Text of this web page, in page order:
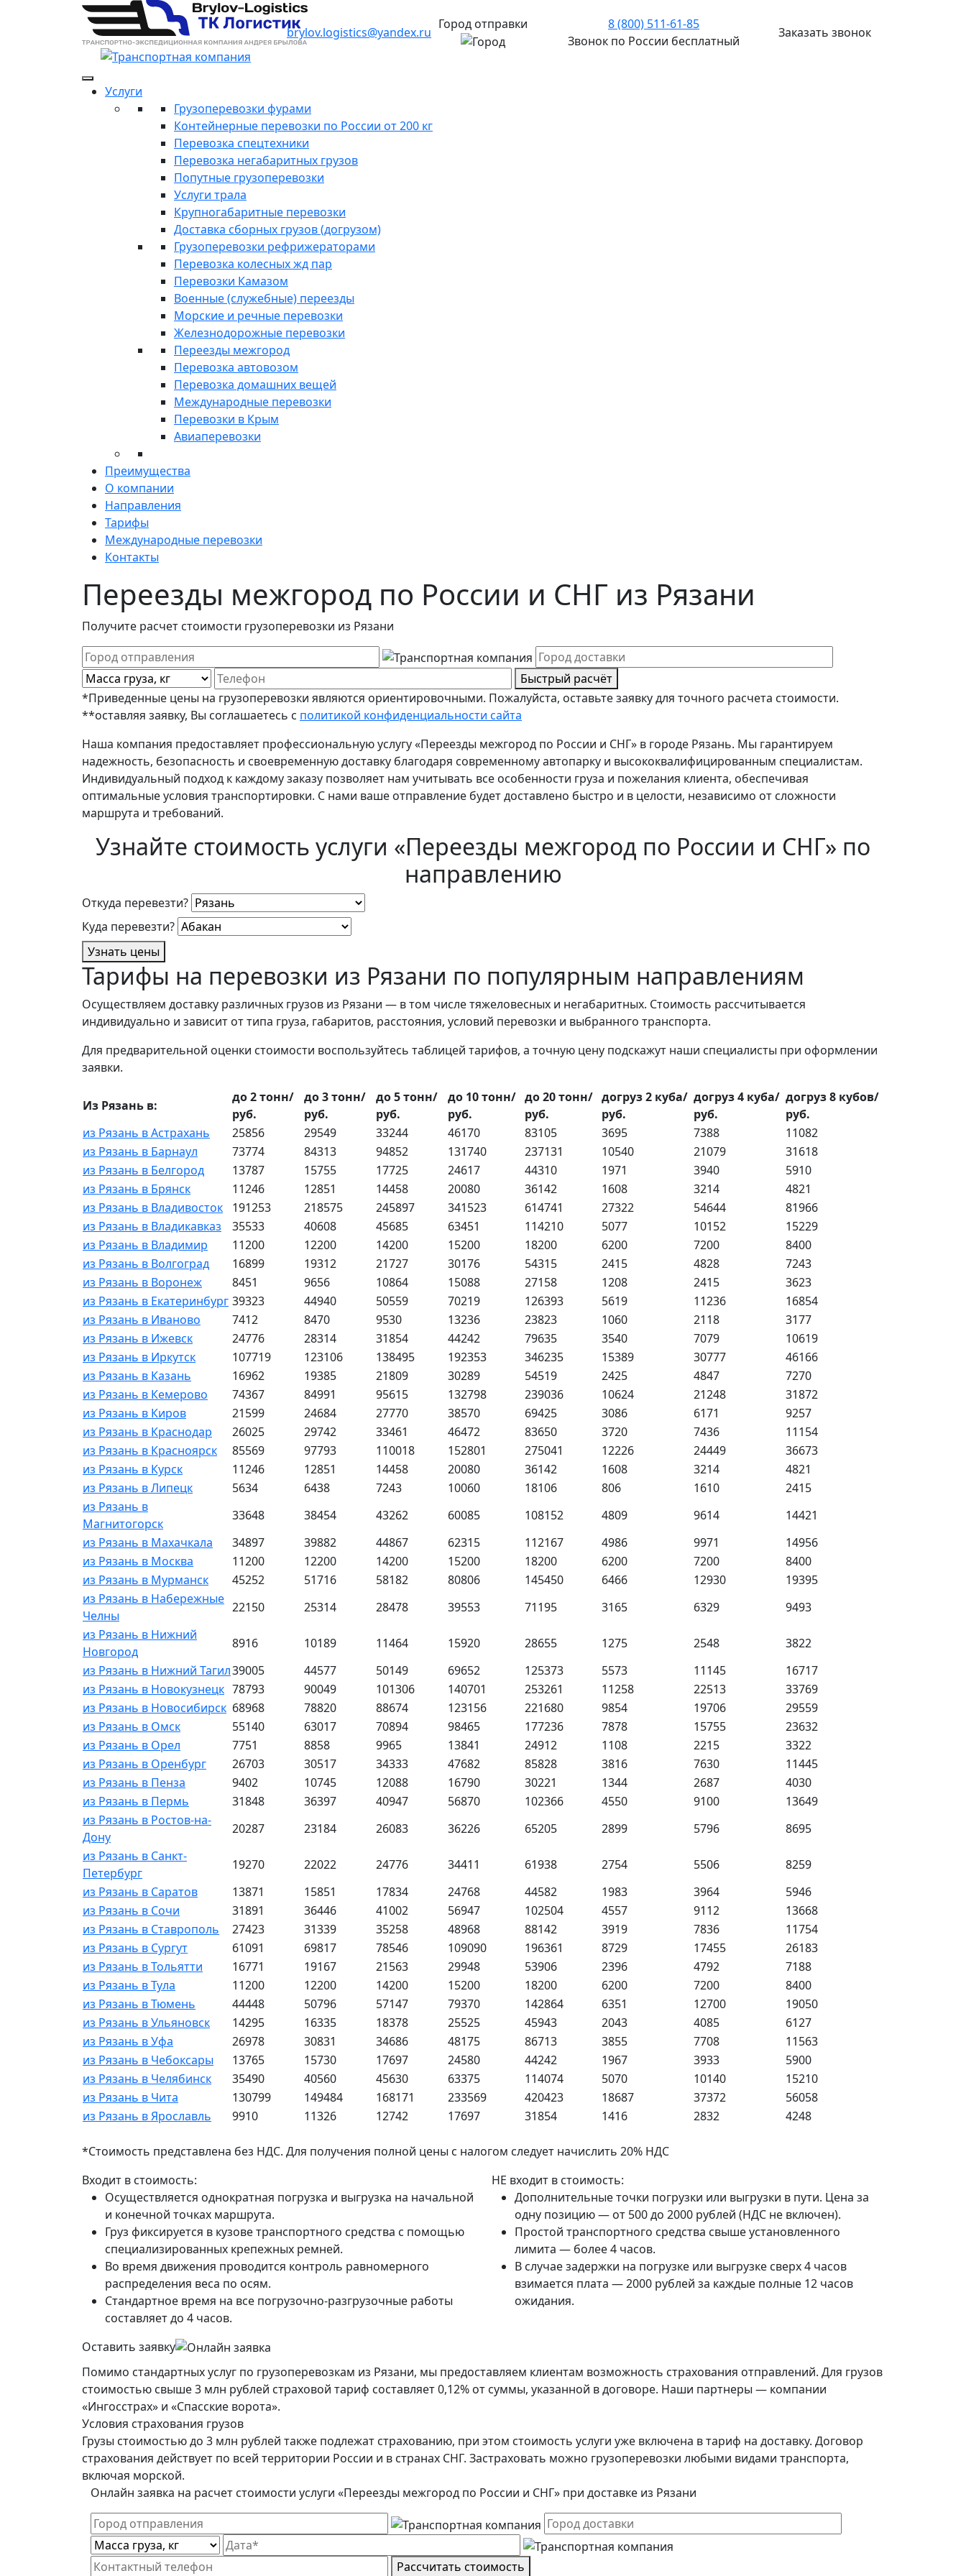
brylov.logistics@yandex.ru
Город отправки
8 (800) 511-61-85
Звонок по России бесплатный
Заказать звонок
Услуги
Грузоперевозки фурами
Контейнерные перевозки по России от 200 кг
Перевозка спецтехники
Перевозка негабаритных грузов
Попутные грузоперевозки
Услуги трала
Крупногабаритные перевозки
Доставка сборных грузов (догрузом)
Грузоперевозки рефрижераторами
Перевозка колесных жд пар
Перевозки Камазом
Военные (служебные) переезды
Морские и речные перевозки
Железнодорожные перевозки
Переезды межгород
Перевозка автовозом
Перевозка домашних вещей
Международные перевозки
Перевозки в Крым
Авиаперевозки
Преимущества
О компании
Направления
Тарифы
Международные перевозки
Контакты
Переезды межгород по России и СНГ из Рязани
Получите расчет стоимости грузоперевозки из Рязани
Быстрый расчёт
*Приведенные цены на грузоперевозки являются ориентировочными. Пожалуйста, оставьте заявку для точного расчета стоимости.
**оставляя заявку, Вы соглашаетесь с политикой конфиденциальности сайта
Наша компания предоставляет профессиональную услугу «Переезды межгород по России и СНГ» в городе Рязань. Мы гарантируем
надежность, безопасность и своевременную доставку благодаря современному автопарку и высококвалифицированным специалистам.
Индивидуальный подход к каждому заказу позволяет нам учитывать все особенности груза и пожелания клиента, обеспечивая
оптимальные условия транспортировки. С нами ваше отправление будет доставлено быстро и в целости, независимо от сложности
маршрута и требований.
Узнайте стоимость услуги «Переезды межгород по России и СНГ» по
направлению
Откуда перевезти?
Куда перевезти?
Узнать цены
Тарифы на перевозки из Рязани по популярным направлениям
Осуществляем доставку различных грузов из Рязани — в том числе тяжеловесных и негабаритных. Стоимость рассчитывается
индивидуально и зависит от типа груза, габаритов, расстояния, условий перевозки и выбранного транспорта.
Для предварительной оценки стоимости воспользуйтесь таблицей тарифов, а точную цену подскажут наши специалисты при оформлении
заявки.
Из Рязань в:
до 2 тонн/
руб.
до 3 тонн/
руб.
до 5 тонн/
руб.
до 10 тонн/
руб.
до 20 тонн/
руб.
догруз 2 куба/
руб.
догруз 4 куба/
руб.
догруз 8 кубов/
руб.
из Рязань в Астрахань
25856 29549 33244 46170 83105 3695 7388
11082
из Рязань в Барнаул
73774 84313 94852 131740 237131 10540 21079
31618
из Рязань в Белгород
13787 15755 17725 24617 44310 1971 3940
5910
из Рязань в Брянск
11246 12851 14458 20080 36142 1608 3214
4821
из Рязань в Владивосток
191253 218575 245897 341523 614741 27322 54644
81966
из Рязань в Владикавказ
35533 40608 45685 63451 114210 5077 10152
15229
из Рязань в Владимир
11200 12200 14200 15200 18200 6200 7200
8400
из Рязань в Волгоград
16899 19312 21727 30176 54315 2415 4828
7243
из Рязань в Воронеж
8451 9656 10864 15088 27158 1208 2415
3623
из Рязань в Екатеринбург 39323 44940 50559 70219 126393 5619 11236
16854
из Рязань в Иваново
7412 8470 9530 13236 23823 1060 2118
3177
из Рязань в Ижевск
24776 28314 31854 44242 79635 3540 7079
10619
из Рязань в Иркутск
107719 123106 138495 192353 346235 15389 30777
46166
из Рязань в Казань
16962 19385 21809 30289 54519 2425 4847
7270
из Рязань в Кемерово
74367 84991 95615 132798 239036 10624 21248
31872
из Рязань в Киров
21599 24684 27770 38570 69425 3086 6171
9257
из Рязань в Краснодар
26025 29742 33461 46472 83650 3720 7436
11154
из Рязань в Красноярск
85569 97793 110018 152801 275041 12226 24449
36673
из Рязань в Курск
11246 12851 14458 20080 36142 1608 3214
4821
из Рязань в Липецк
5634 6438 7243 10060 18106 806 1610
2415
из Рязань в
Магнитогорск
33648 38454 43262 60085 108152 4809 9614
14421
из Рязань в Махачкала
34897 39882 44867 62315 112167 4986 9971
14956
из Рязань в Москва
11200 12200 14200 15200 18200 6200 7200
8400
из Рязань в Мурманск
45252 51716 58182 80806 145450 6466 12930
19395
из Рязань в Набережные
Челны
22150 25314 28478 39553 71195 3165 6329
9493
из Рязань в Нижний
Новгород
8916 10189 11464 15920 28655 1275 2548
3822
из Рязань в Нижний Тагил39005 44577 50149 69652 125373 5573 11145
16717
из Рязань в Новокузнецк 78793 90049 101306 140701 253261 11258 22513
33769
из Рязань в Новосибирск 68968 78820 88674 123156 221680 9854 19706
29559
из Рязань в Омск
55140 63017 70894 98465 177236 7878 15755
23632
из Рязань в Орел
7751 8858 9965 13841 24912 1108 2215
3322
из Рязань в Оренбург
26703 30517 34333 47682 85828 3816 7630
11445
из Рязань в Пенза
9402 10745 12088 16790 30221 1344 2687
4030
из Рязань в Пермь
31848 36397 40947 56870 102366 4550 9100
13649
из Рязань в Ростов-на-
Дону
20287 23184 26083 36226 65205 2899 5796
8695
из Рязань в Санкт-
Петербург
19270 22022 24776 34411 61938 2754 5506
8259
из Рязань в Саратов
13871 15851 17834 24768 44582 1983 3964
5946
из Рязань в Сочи
31891 36446 41002 56947 102504 4557 9112
13668
из Рязань в Ставрополь
27423 31339 35258 48968 88142 3919 7836
11754
из Рязань в Сургут
61091 69817 78546 109090 196361 8729 17455
26183
из Рязань в Тольятти
16771 19167 21563 29948 53906 2396 4792
7188
из Рязань в Тула
11200 12200 14200 15200 18200 6200 7200
8400
из Рязань в Тюмень
44448 50796 57147 79370 142864 6351 12700
19050
из Рязань в Ульяновск
14295 16335 18378 25525 45943 2043 4085
6127
из Рязань в Уфа
26978 30831 34686 48175 86713 3855 7708
11563
из Рязань в Чебоксары
13765 15730 17697 24580 44242 1967 3933
5900
из Рязань в Челябинск
35490 40560 45630 63375 114074 5070 10140
15210
из Рязань в Чита
130799 149484 168171 233569 420423 18687 37372
56058
из Рязань в Ярославль
9910 11326 12742 17697 31854 1416 2832 4248
*Стоимость представлена без НДС. Для получения полной цены с налогом следует начислить 20% НДС
Входит в стоимость:
Осуществляется однократная погрузка и выгрузка на начальной
и конечной точках маршрута.
Груз фиксируется в кузове транспортного средства с помощью
специализированных крепежных ремней.
Во время движения проводится контроль равномерного
распределения веса по осям.
Стандартное время на все погрузочно-разгрузочные работы
составляет до 4 часов.
НЕ входит в стоимость:
Дополнительные точки погрузки или выгрузки в пути. Цена за
одну позицию — от 500 до 2000 рублей (НДС не включен).
Простой транспортного средства свыше установленного
лимита — более 4 часов.
В случае задержки на погрузке или выгрузке сверх 4 часов
взимается плата — 2000 рублей за каждые полные 12 часов
ожидания.
Оставить заявку
Помимо стандартных услуг по грузоперевозкам из Рязани, мы предоставляем клиентам возможность страхования отправлений. Для грузов
стоимостью свыше 3 млн рублей страховой тариф составляет 0,12% от суммы, указанной в договоре. Наши партнеры — компании
«Ингосстрах» и «Спасские ворота».
Условия страхования грузов
Грузы стоимостью до 3 млн рублей также подлежат страхованию, при этом стоимость услуги уже включена в тариф на доставку. Договор
страхования действует по всей территории России и в странах СНГ. Застраховать можно грузоперевозки любыми видами транспорта,
включая морской.
Онлайн заявка на расчет стоимости услуги «Переезды межгород по России и СНГ» при доставке из Рязани
Рассчитать стоимость